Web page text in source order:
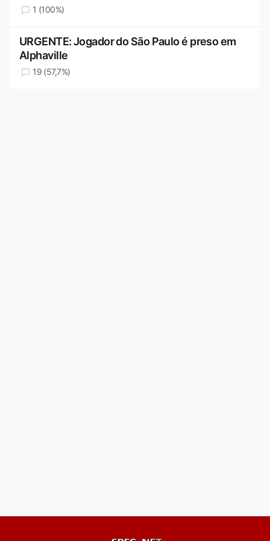
1 (100%)
URGENTE: Jogador do São Paulo é preso em
Alphaville
19 (57,7%)